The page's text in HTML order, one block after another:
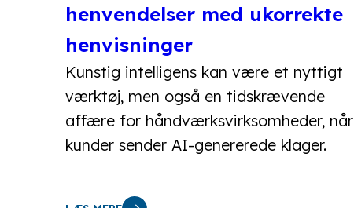
henvendelser med ukorrekte
henvisninger
Kunstig intelligens kan være et nyttigt
værktøj, men også en tidskrævende
affære for håndværksvirksomheder, når
kunder sender AI-genererede klager.